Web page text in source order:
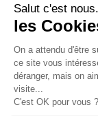
Location
Location
Location
Location